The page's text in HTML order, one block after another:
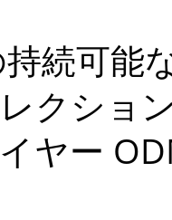
続可能
クショ
ヤー